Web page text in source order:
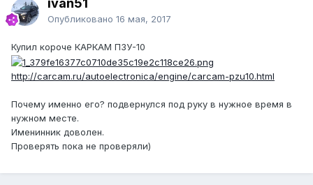
ivan51
Опубликовано 16 мая, 2017
Купил короче КАРКАМ ПЗУ-10
http://carcam.ru/autoelectronica/engine/carcam-pzu10.html
Почему именно его? подвернулся под руку в нужное время в
нужном месте.
Именинник доволен.
Проверять пока не проверяли)